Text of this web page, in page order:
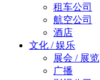
租车公司
航空公司
酒店
文化 / 娱乐
展会 / 展览
广播